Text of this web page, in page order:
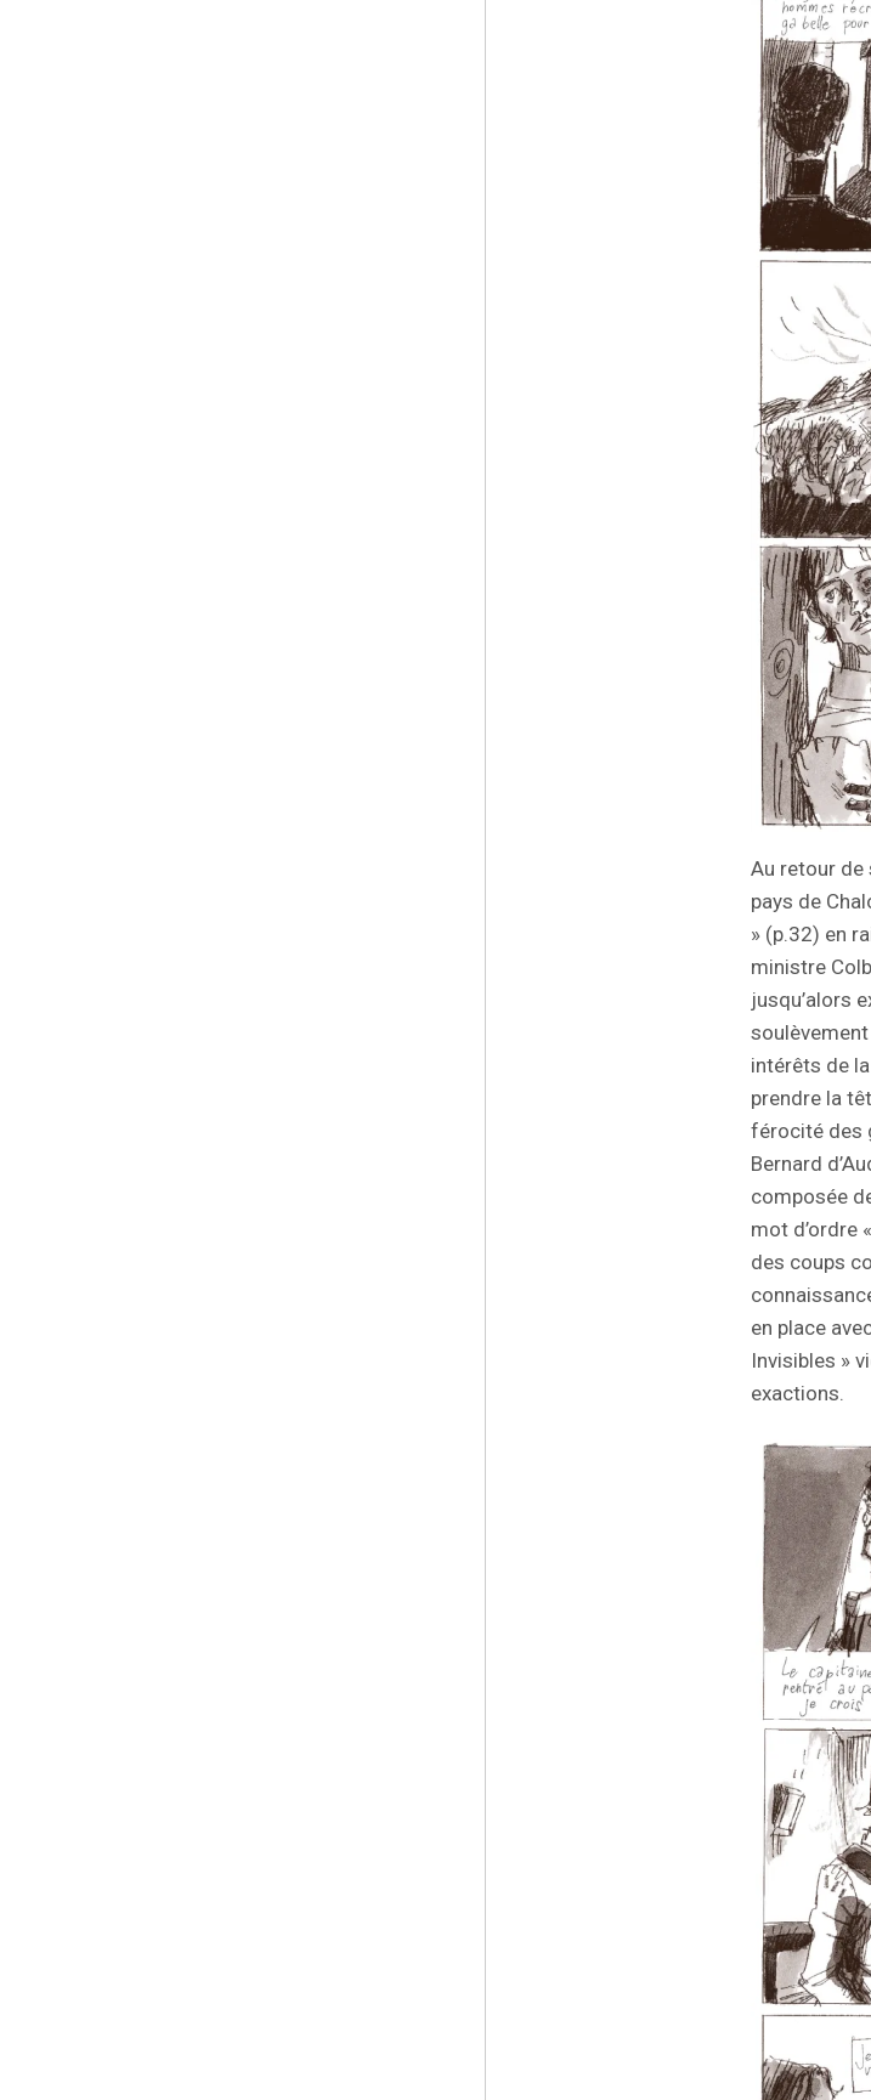
Au retour de
pays de
» (p.32) en
ministre
jusqu’alors
intérêts de
prendre la
férocité des
Bernard
composée
mot d’ordre
des coups
en place
Invisibles »
exactions.